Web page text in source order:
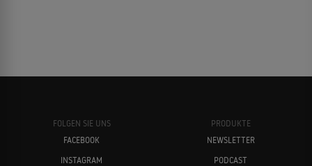
FOLGEN SIE UNS
FACEBOOK
INSTAGRAM
PRODUKTE
NEWSLETTER
PODCAST